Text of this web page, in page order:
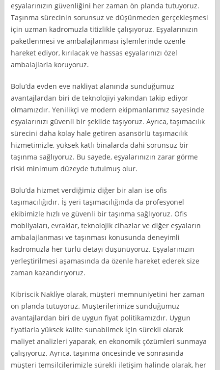
eşyalarınızın güvenliğini her zaman ön planda tutuyoruz.
Taşınma sürecinin sorunsuz ve düşünmeden gerçekleşmesi
için uzman kadromuzla titizlikle çalışıyoruz. Eşyalarınızın
paketlenmesi ve ambalajlanması işlemlerinde özenle
hareket ediyor, kırılacak ve hassas eşyalarınızı özel
ambalajlarla koruyoruz.
Bolu’da evden eve nakliyat alanında sunduğumuz
avantajlardan biri de teknolojiyi yakından takip ediyor
olmamızdır. Yenilikçi ve modern ekipmanlarımız sayesinde
eşyalarınızı güvenli bir şekilde taşıyoruz. Ayrıca, taşımacılık
sürecini daha kolay hale getiren asansörlü taşımacılık
hizmetimizle, yüksek katlı binalarda dahi sorunsuz bir
taşınma sağlıyoruz. Bu sayede, eşyalarınızın zarar görme
riski minimum düzeyde tutulmuş olur.
Bolu’da hizmet verdiğimiz diğer bir alan ise ofis
taşımacılığıdır. İş yeri taşımacılığında da profesyonel
ekibimizle hızlı ve güvenli bir taşınma sağlıyoruz. Ofis
mobilyaları, evraklar, teknolojik cihazlar ve diğer eşyaların
ambalajlanması ve taşınması konusunda deneyimli
kadromuzla her türlü detayı düşünüyoruz. Eşyalarınızın
yerleştirilmesi aşamasında da özenle hareket ederek size
zaman kazandırıyoruz.
Kibriscik Nakli̇ye olarak, müşteri memnuniyetini her zaman
ön planda tutuyoruz. Müşterilerimize sunduğumuz
avantajlardan biri de uygun fiyat politikamızdır. Uygun
fiyatlarla yüksek kalite sunabilmek için sürekli olarak
maliyet analizleri yaparak, en ekonomik çözümleri sunmaya
çalışıyoruz. Ayrıca, taşınma öncesinde ve sonrasında
müşteri temsilcilerimizle sürekli iletişim halinde olarak, her